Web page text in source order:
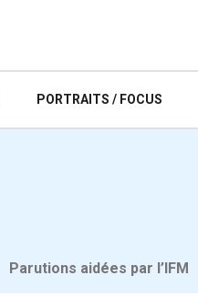
PORTRAITS / FOCUS
Parutions aidées par l’IFM